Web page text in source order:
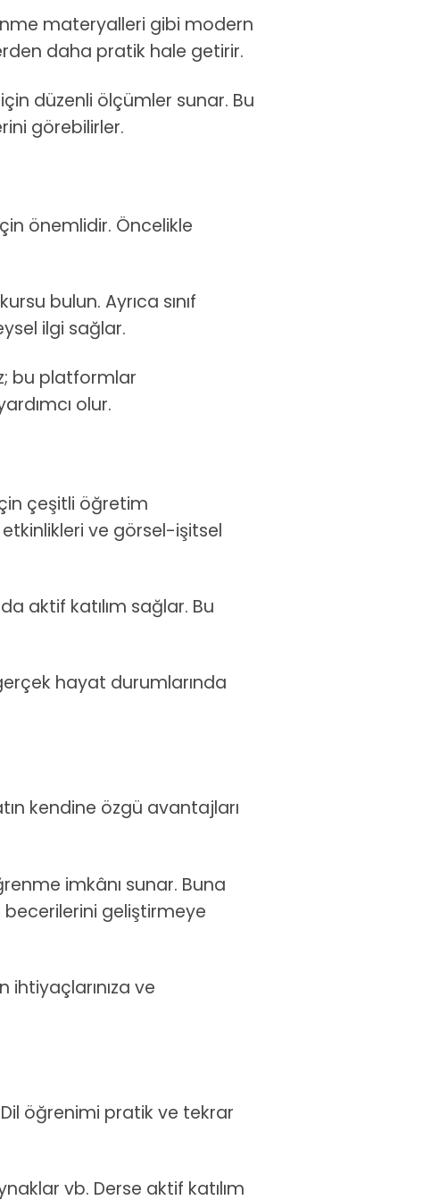
materyalleri gibi modern
daha pratik hale getirir.
düzenli ölçümler sunar. Bu
görebilirler.
önemlidir. Öncelikle
bulun. Ayrıca sınıf
ilgi sağlar.
bu platformlar
olur.
çeşitli öğretim
ve görsel-işitsel
aktif katılım sağlar. Bu
hayat durumlarında
kendine özgü avantajları
imkânı sunar. Buna
becerilerini geliştirmeye
ve
öğrenimi pratik ve tekrar
vb. Derse aktif katılım